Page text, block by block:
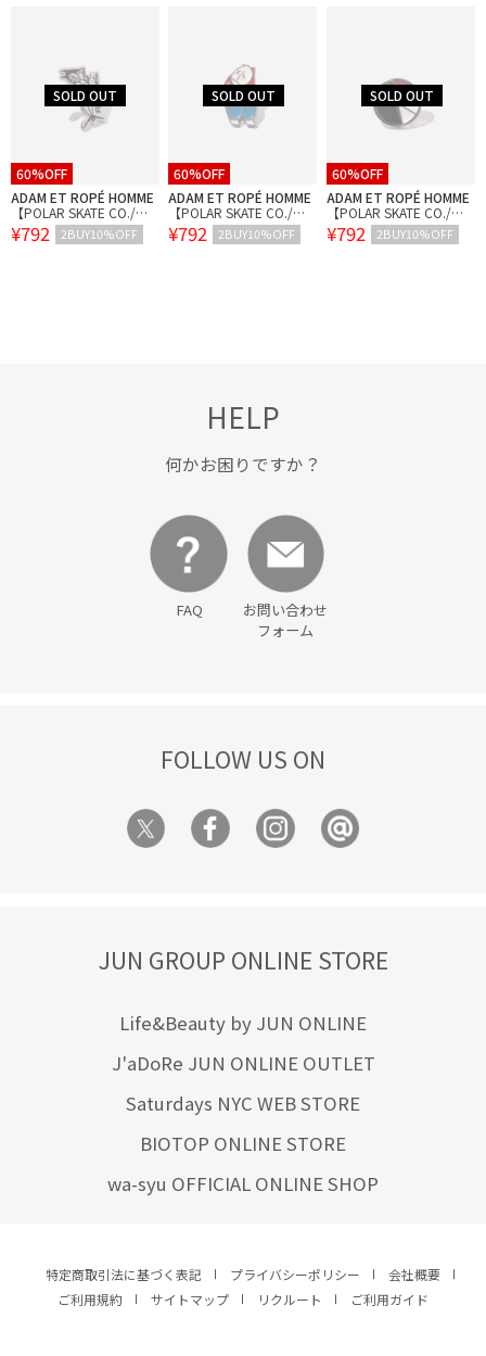
60%OFF
ADAM ET ROPÉ HOMME
【POLAR SKATE CO./ポ
ーラー スケートカンパニ
ー】PINS
¥792 2BUY10%OFF
60%OFF
ADAM ET ROPÉ HOMME
【POLAR SKATE CO./ポ
ーラー スケートカンパニ
ー】PINS
¥792 2BUY10%OFF
60%OFF
ADAM ET ROPÉ HOMME
【POLAR SKATE CO./ポ
ーラー スケートカンパニ
ー】PINS
¥792 2BUY10%OFF
HELP
何かお困りですか？
FAQ
お問い合わせ
フォーム
FOLLOW US ON
JUN GROUP ONLINE STORE
Life&Beauty by JUN ONLINE
J'aDoRe JUN ONLINE OUTLET
Saturdays NYC WEB STORE
BIOTOP ONLINE STORE
wa-syu OFFICIAL ONLINE SHOP
特定商取引法に基づく表記 プライバシーポリシー
会社概要
ご利用規約
サイトマップ リクルート ご利用ガイド